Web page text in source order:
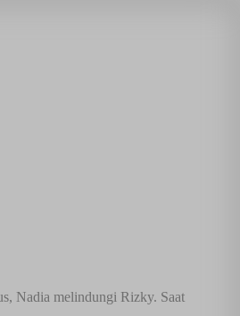
Nadia melindungi Rizky. Saat